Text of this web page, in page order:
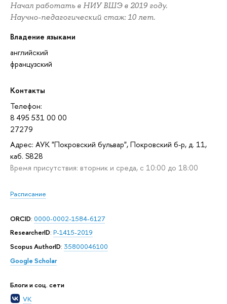
Начал работать в НИУ ВШЭ в 2019 году.
Научно-педагогический стаж: 10 лет.
Владение языками
английский
французский
Контакты
Телефон:
8 495 531 00 00
27279
Адрес: АУК "Покровский бульвар", Покровский б-р, д. 11,
каб. S828
Время присутствия: вторник и среда, с 10:00 до 18:00
Расписание
ORCID: 0000-0002-1584-6127
ResearcherID: P-1415-2019
Scopus AuthorID: 35800046100
Google Scholar
Блоги и соц. сети
VK